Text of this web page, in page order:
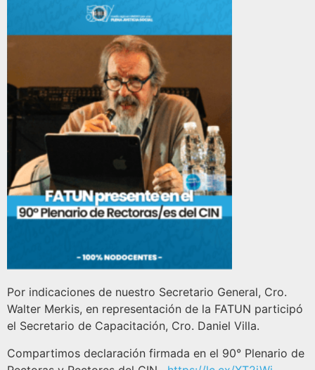
Por indicaciones de nuestro Secretario General, Cro.
Walter Merkis, en representación de la FATUN participó
el Secretario de Capacitación, Cro. Daniel Villa.
Compartimos declaración firmada en el 90° Plenario de